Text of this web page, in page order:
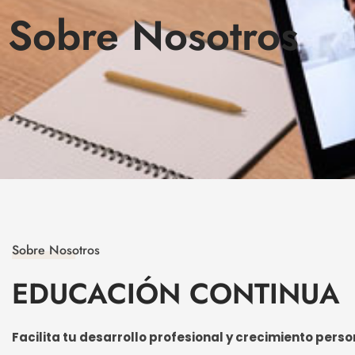
Sobre Nosotros
Sobre Nosotros
EDUCACIÓN CONTINUA
Facilita tu desarrollo profesional y crecimiento